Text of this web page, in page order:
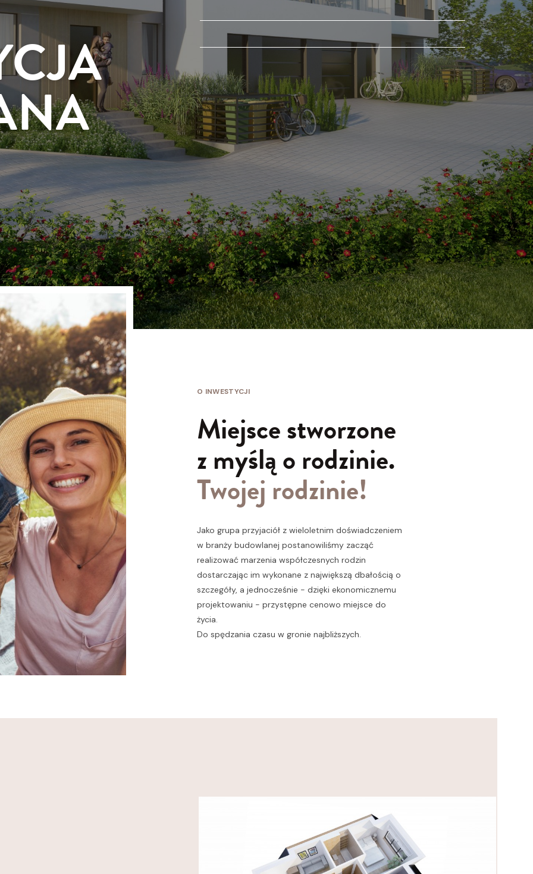
O INWESTYCJI
Miejsce stworzone
z myślą o rodzinie.
Twojej rodzinie!
Jako grupa przyjaciół z wieloletnim doświadczeniem
w branży budowlanej postanowiliśmy zacząć
realizować marzenia współczesnych rodzin
dostarczając im wykonane z największą dbałością o
szczegóły, a jednocześnie - dzięki ekonomicznemu
projektowaniu - przystępne cenowo miejsce do
życia.
Do spędzania czasu w gronie najbliższych.